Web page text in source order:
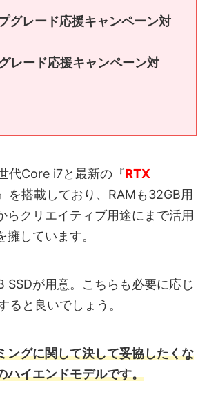
グレード応援キャンペーン対
レード応援キャンペーン対
代Core i7と最新の『RTX
を搭載しており、RAMも32GB用
らクリエイティブ用途にまで活用
しています。
SSDが用意。こちらも必要に応じ
ると良いでしょう。
ングに関して決して妥協したくな
ハイエンドモデルです。